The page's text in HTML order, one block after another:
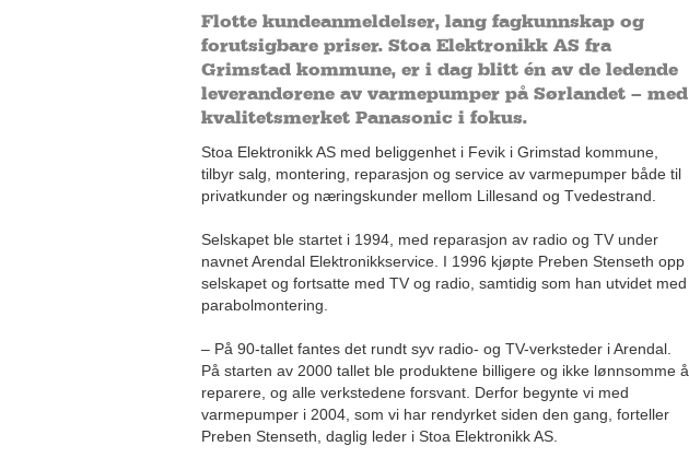
Flotte kundeanmeldelser, lang fagkunnskap og
forutsigbare priser. Stoa Elektronikk AS fra
Grimstad kommune, er i dag blitt én av de ledende
leverandørene av varmepumper på Sørlandet – med
kvalitetsmerket Panasonic i fokus.
Stoa Elektronikk AS med beliggenhet i Fevik i Grimstad kommune,
tilbyr salg, montering, reparasjon og service av varmepumper både til
privatkunder og næringskunder mellom Lillesand og Tvedestrand.
Selskapet ble startet i 1994, med reparasjon av radio og TV under
navnet Arendal Elektronikkservice. I 1996 kjøpte Preben Stenseth opp
selskapet og fortsatte med TV og radio, samtidig som han utvidet med
parabolmontering.
– På 90-tallet fantes det rundt syv radio- og TV-verksteder i Arendal.
På starten av 2000 tallet ble produktene billigere og ikke lønnsomme å
reparere, og alle verkstedene forsvant. Derfor begynte vi med
varmepumper i 2004, som vi har rendyrket siden den gang, forteller
Preben Stenseth, daglig leder i Stoa Elektronikk AS.